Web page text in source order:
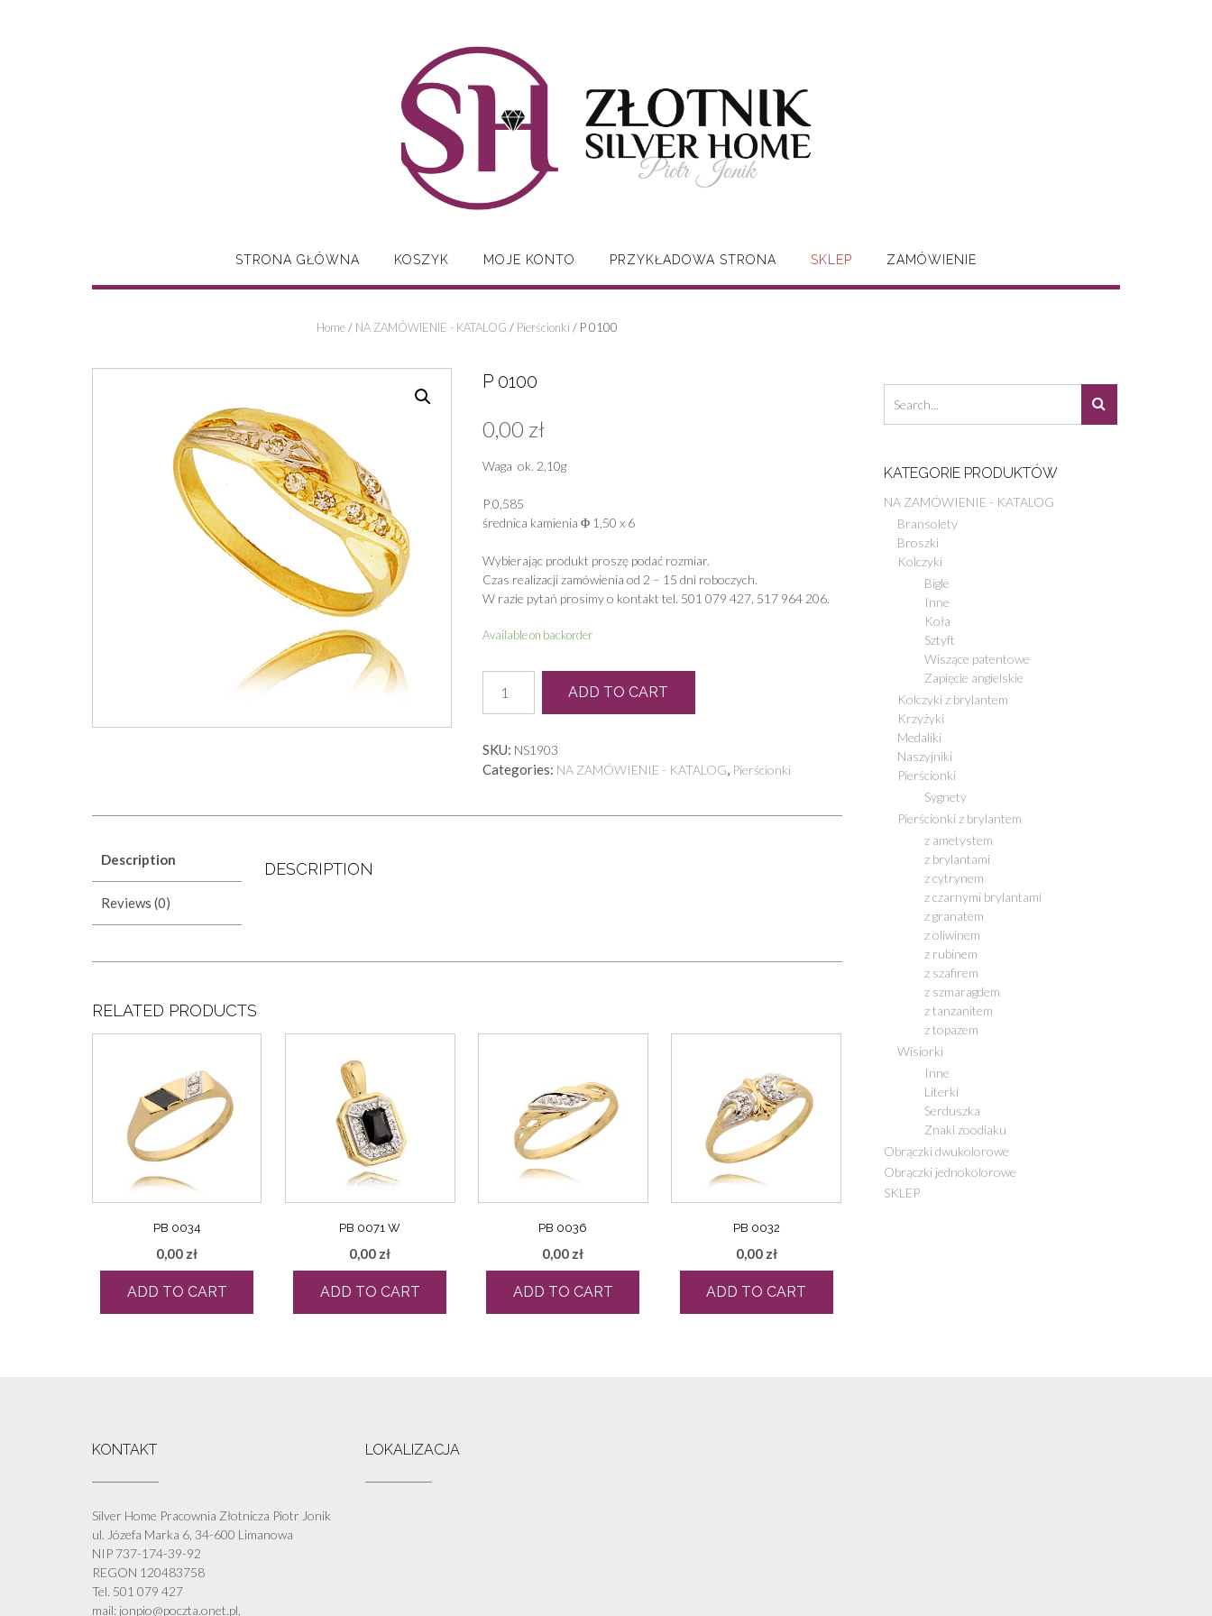
STRONA GŁÓWNA KOSZYK MOJE KONTO PRZYKŁADOWA STRONA SKLEP ZAMÓWIENIE
Home/ NA ZAMÓWIENIE - KATALOG / Pierścionki / P 0100
P 0100
0,00 zł
Waga ok. 2,10g
P 0,585
średnica kamienia Φ 1,50 x 6
Wybierając produkt proszę podać rozmiar.
Czas realizacji zamówienia od 2 – 15 dni roboczych.
W razie pytań prosimy o kontakt tel. 501 079 427, 517 964 206.
Available on backorder
0100
quantity
ADD TO CART
SKU: NS1903
Categories: NA ZAMÓWIENIE - KATALOG Pierścionki
Description
Reviews (0)
DESCRIPTION
RELATED PRODUCTS
PB 0034
0,00 zł
ADD TO CART
PB 0071 W
0,00 zł
ADD TO CART
PB 0036
0,00 zł
ADD TO CART
PB 0032
0,00 zł
ADD TO CART
KATEGORIE PRODUKTÓW
NA ZAMÓWIENIE - KATALOG
Bransolety
Broszki
Kolczyki
Bigle
Inne
Koła
Sztyft
Wiszące patentowe
Zapięcie angielskie
Kolczyki z brylantem
Krzyżyki
Medaliki
Naszyjniki
Pierścionki
Sygnety
Pierścionki z brylantem
z ametystem
z brylantami
z cytrynem
z czarnymi brylantami
z granatem
z oliwinem
z rubinem
z szafirem
z szmaragdem
z tanzanitem
z topazem
Wisiorki
Inne
Literki
Serduszka
Znaki zoodiaku
Obrączki dwukolorowe
Obrączki jednokolorowe
SKLEP
KONTAKT
Silver Home Pracownia Złotnicza Piotr Jonik
ul. Józefa Marka 6, 34-600 Limanowa
NIP 737-174-39-92
REGON 120483758
Tel. 501 079 427
mail: jonpio@poczta.onet.pl,
LOKALIZACJA